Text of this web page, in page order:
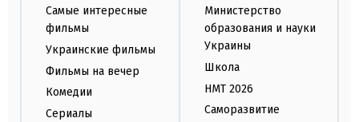
Самые интересные
фильмы
Украинские фильмы
Фильмы на вечер
Комедии
Сериалы
Министерство
образования и науки
Украины
Школа
НМТ 2026
Саморазвитие